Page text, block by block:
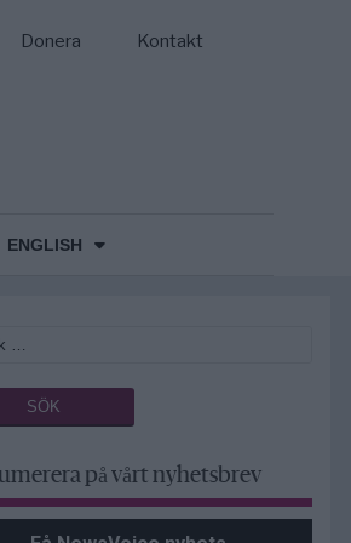
Donera Kontakt
ENGLISH
på vårt nyhetsbrev